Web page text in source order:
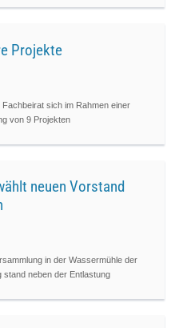
Projekte
sich im Rahmen einer
von 9 Projekten
neuen Vorstand
in der Wassermühle der
stand neben der Entlastung